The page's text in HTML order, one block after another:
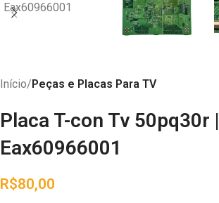
Início Peças e Placas Para TV
Placa T-con Tv 50pq30r |
Eax60966001
R$80,00